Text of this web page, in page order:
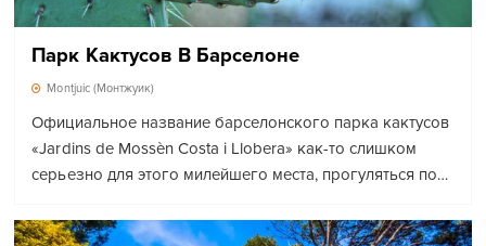
Парк Кактусов В Барселоне
Montjuic (Монтжуик)
Официальное название барселонского парка кактусов
«Jardins de Mossèn Costa i Llobera» как-то слишком
серьезно для этого милейшего места, прогуляться по…